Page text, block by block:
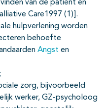
van de patiënt en
Care1997 (1)].
hulpverlening worden
behoefte
Angst en
zorg, bijvoorbeeld
werker, GZ-psycholoog